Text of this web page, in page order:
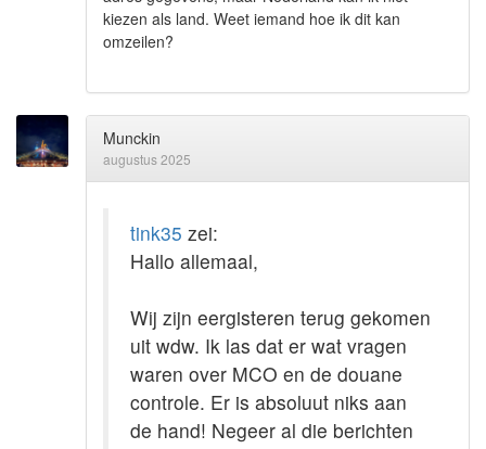
kiezen als land. Weet iemand hoe ik dit kan
omzeilen?
Munckin
augustus 2025
tink35 zei:
Hallo allemaal,
Wij zijn eergisteren terug gekomen
uit wdw. Ik las dat er wat vragen
waren over MCO en de douane
controle. Er is absoluut niks aan
de hand! Negeer al die berichten